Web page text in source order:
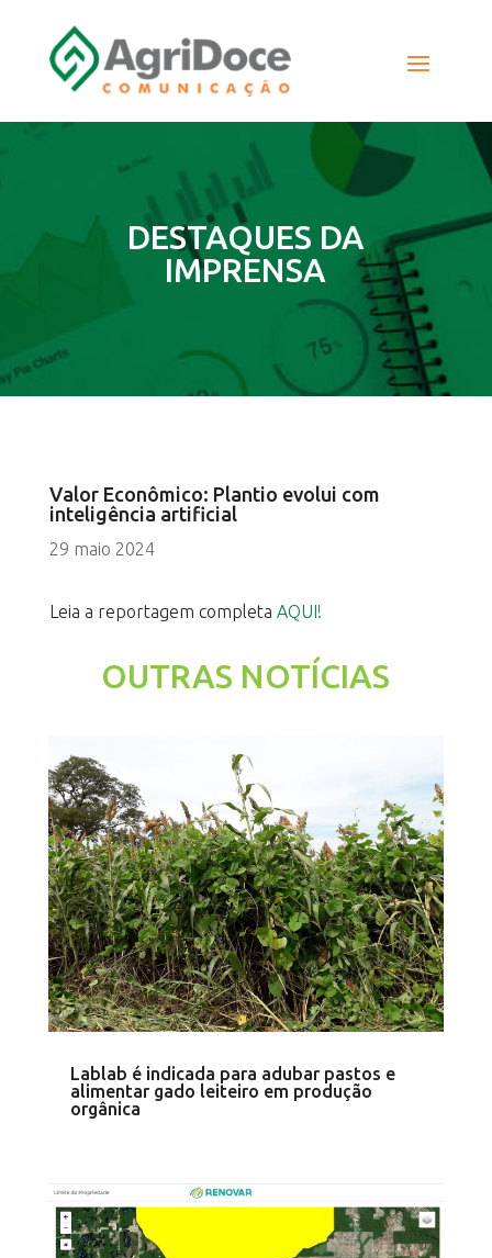
DESTAQUES DA
IMPRENSA
Valor Econômico: Plantio evolui com
inteligência artificial
29 maio 2024
Leia a reportagem completa AQUI!
OUTRAS NOTÍCIAS
Lablab é indicada para adubar pastos e
alimentar gado leiteiro em produção
orgânica